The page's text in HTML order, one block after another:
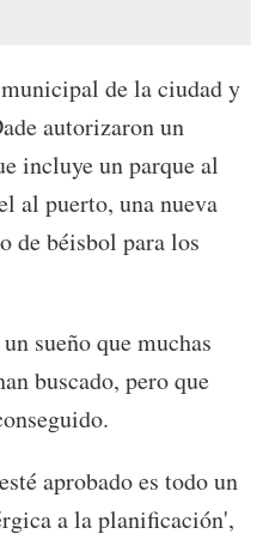
de la ciudad y
autorizaron un
incluye un parque al
al puerto, una nueva
de béisbol para los
sueño que muchas
buscado, pero que
aprobado es todo un
a la planificación',